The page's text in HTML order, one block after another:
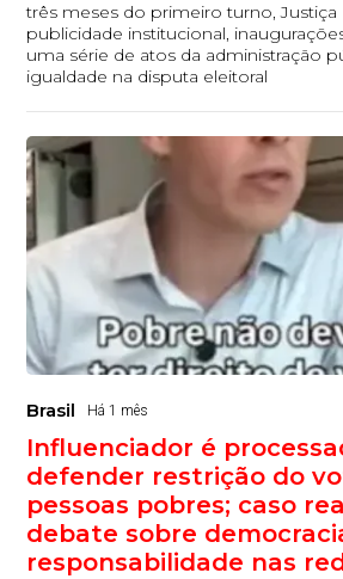
três meses do primeiro turno, Justiça
publicidade institucional,
uma série de atos da administração
igualdade na disputa eleitoral
Brasil Há 1 mês
Influenciador é
defender restrição do
pessoas pobres; caso
debate sobre
responsabilidade nas